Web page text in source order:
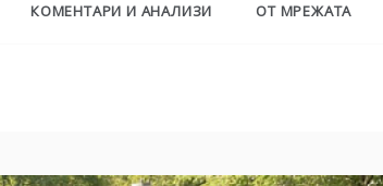
КОМЕНТАРИ И АНАЛИЗИ ОТ МРЕЖАТА